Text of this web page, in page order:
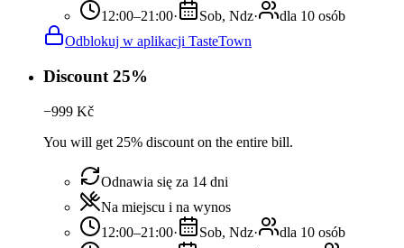
12:00–21:00· Sob, Ndz·
dla 10 osób
Odblokuj w aplikacji TasteTown
Discount 25%
−999 Kč
You will get 25% discount on the entire bill.
Odnawia się za 14 dni
Na miejscu i na wynos
12:00–21:00· Sob, Ndz·
dla 10 osób